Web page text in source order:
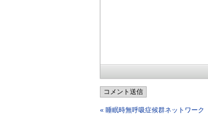
コメント送信
« 睡眠時無呼吸症候群ネットワーク